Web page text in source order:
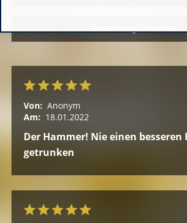
Von: Anonym
Am: 18.01.2022
Der Hammer! Nie einen besseren
getrunken